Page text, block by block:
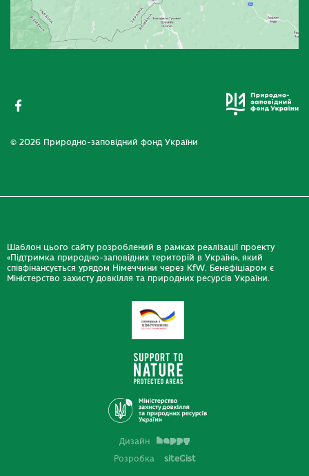
© 2026 Природно-заповідний фонд України
Шаблон цього сайту розроблений в рамках реалізації проекту
«Підтримка природно-заповідних територій в Україні», який
співфінансується урядом Німеччини через KfW. Бенефіціаром є
Міністерство захисту довкілля та природних ресурсів України.
Дизайн
Розробка
siteGist